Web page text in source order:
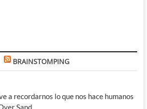
BRAINSTOMPING
a recordarnos lo que nos hace humanos
Sand